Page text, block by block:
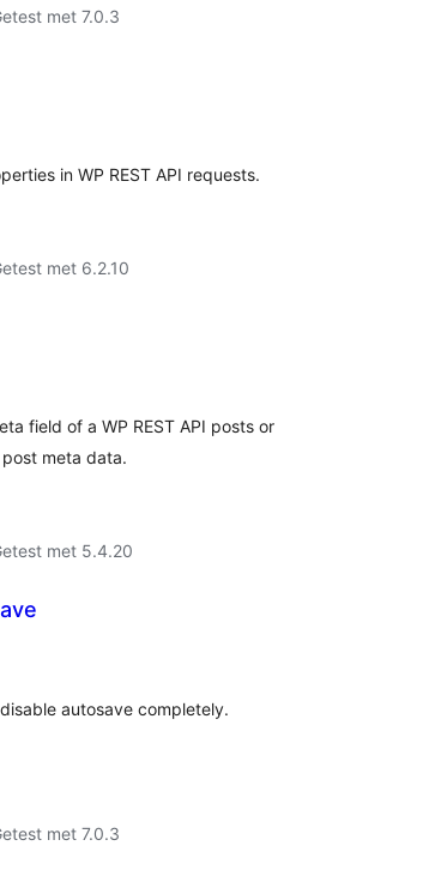
met 7.0.3
in WP REST API requests.
met 6.2.10
field of a WP REST API posts or
meta data.
met 5.4.20
autosave completely.
met 7.0.3